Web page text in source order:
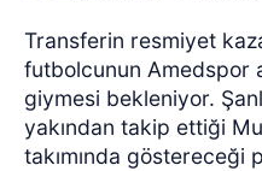
Transferin resmiyet
futbolcunun Amedspor
giymesi bekleniyor.
yakından takip ettiği
takımında göstereceği